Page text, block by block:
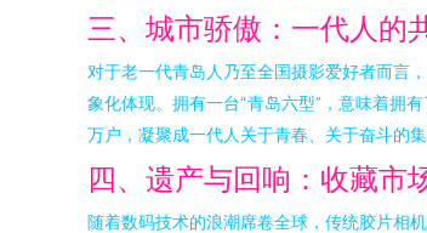
三、城市骄傲：一代人的
对于老一代青岛人乃至全国摄影爱好者而言
象化体现。拥有一台“青岛六型”，意味着拥
万户，凝聚成一代人关于青春、关于奋斗的集
四、遗产与回响：收藏市
随着数码技术的浪潮席卷全球，传统胶片相